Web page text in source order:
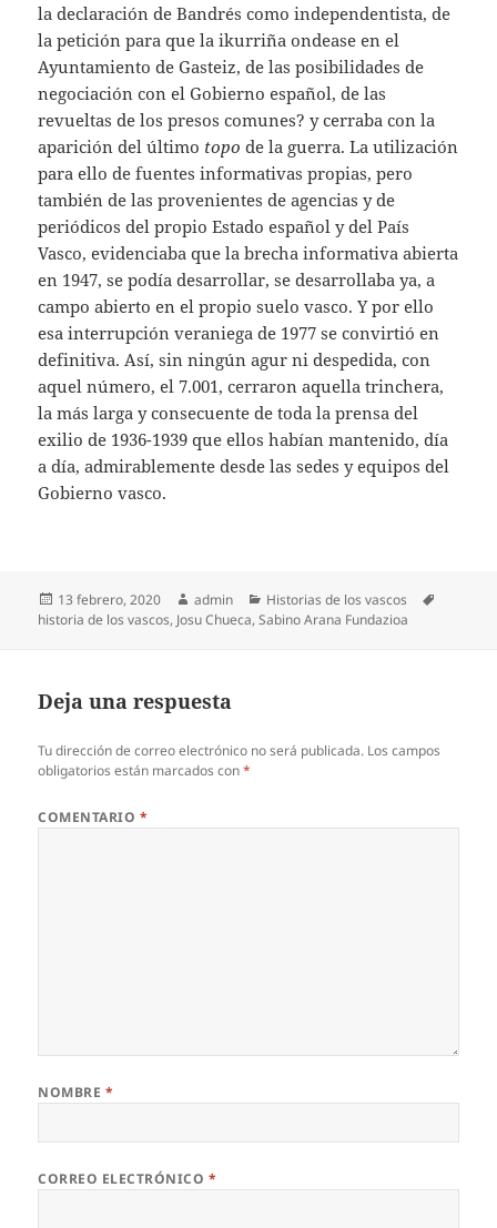
la declaración de Bandrés como independentista, de
la petición para que la ikurriña ondease en el
Ayuntamiento de Gasteiz, de las posibilidades de
negociación con el Gobierno español, de las
revueltas de los presos comunes? y cerraba con la
aparición del último topo de la guerra. La utilización
para ello de fuentes informativas propias, pero
también de las provenientes de agencias y de
periódicos del propio Estado español y del País
Vasco, evidenciaba que la brecha informativa abierta
en 1947, se podía desarrollar, se desarrollaba ya, a
campo abierto en el propio suelo vasco. Y por ello
esa interrupción veraniega de 1977 se convirtió en
definitiva. Así, sin ningún agur ni despedida, con
aquel número, el 7.001, cerraron aquella trinchera,
la más larga y consecuente de toda la prensa del
exilio de 1936-1939 que ellos habían mantenido, día
a día, admirablemente desde las sedes y equipos del
Gobierno vasco.
Publicado
el
13 febrero, 2020 Autor
admin Categorías
Historias de los vascos
historia de los vascos, Josu Chueca,Sabino Arana Fundazioa
Deja una respuesta
Tu dirección de correo electrónico no será publicada. Los campos
obligatorios están marcados con*
COMENTARIO *
NOMBRE *
CORREO ELECTRÓNICO *